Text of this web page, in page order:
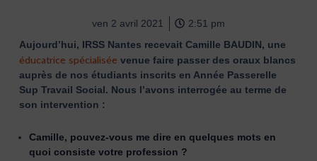
ven 2 avril 2021
2:51 pm
Aujourd’hui, IRSS Nantes recevait Camille BAUDIN, une
éducatrice spécialisée venue faire passer des oraux blancs
auprès de nos étudiants inscrits en Année Passerelle
Sup Travail Social. Nous l’avons interrogée au terme de
son intervention :
Camille, pouvez-vous me dire en quelques mots en
quoi consiste votre profession ?